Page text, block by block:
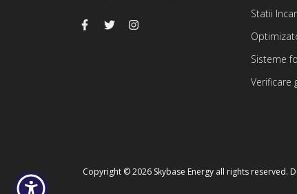
Statii
Sisteme
Verificare
Copyright © 2026 Skybase Energy all rights reserved.